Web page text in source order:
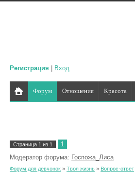
Регистрация Вход
Форум Отношения Красота
Страница 1 из 1
1
Модератор форума: Госпожа_Лиса
Форум для девчонок » Твоя жизнь » Вопрос-ответ